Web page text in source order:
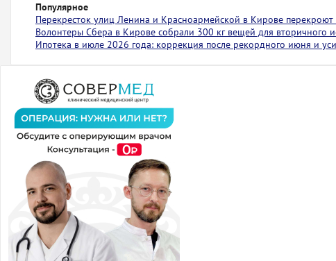
Популярное
Перекресток улиц Ленина и Красноармейской в Кирове
Волонтеры Сбера в Кирове собрали 300 кг вещей для вторичного
Ипотека в июле 2026 года: коррекция после рекордного июня и